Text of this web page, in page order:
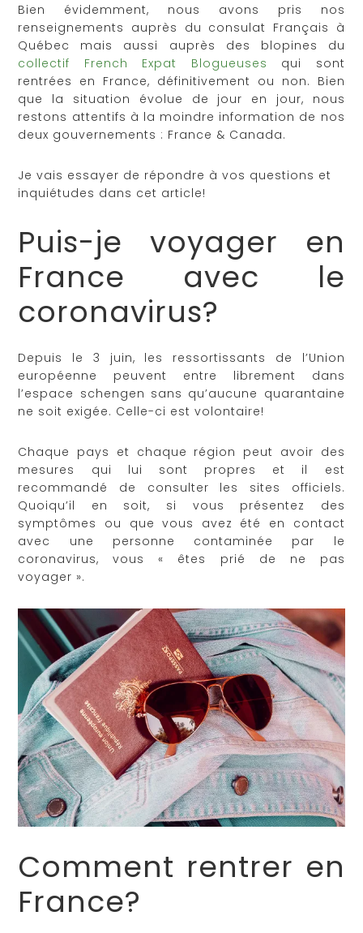
Bien évidemment, nous avons pris nos
renseignements auprès du consulat Français à
Québec mais aussi auprès des blopines du
collectif French Expat Blogueuses qui sont
rentrées en France, définitivement ou non. Bien
que la situation évolue de jour en jour, nous
restons attentifs à la moindre information de nos
deux gouvernements : France & Canada.
Je vais essayer de répondre à vos questions et
inquiétudes dans cet article!
Puis-je voyager en
France avec le
coronavirus?
Depuis le 3 juin, les ressortissants de l’Union
européenne peuvent entre librement dans
l’espace schengen sans qu’aucune quarantaine
ne soit exigée. Celle-ci est volontaire!
Chaque pays et chaque région peut avoir des
mesures qui lui sont propres et il est
recommandé de consulter les sites officiels.
Quoiqu’il en soit, si vous présentez des
symptômes ou que vous avez été en contact
avec une personne contaminée par le
coronavirus, vous « êtes prié de ne pas
voyager ».
Comment rentrer en
France?